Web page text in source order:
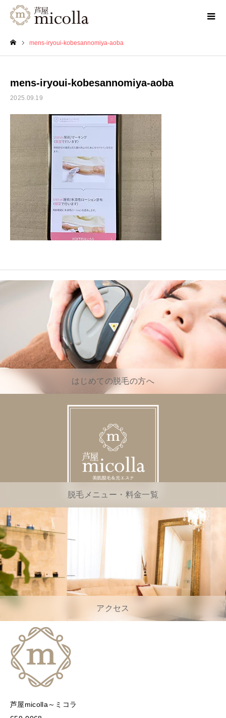
mens-iryoui-kobesannomiya-aoba
mens-iryoui-kobesannomiya-aoba
2025.09.19
はじめての脱毛の方へ
脱毛メニュー・料金一覧
アクセス
芦屋micolla～ミコラ